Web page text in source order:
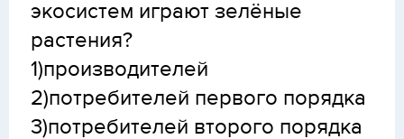
экосистем играют зелёные
растения?
1)производителей
2)потребителей первого порядка
3)потребителей второго порядка